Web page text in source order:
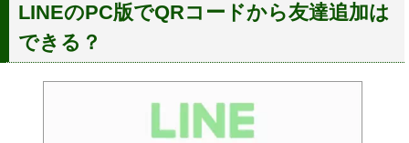
LINEのPC版でQRコードから友達追加は
できる？